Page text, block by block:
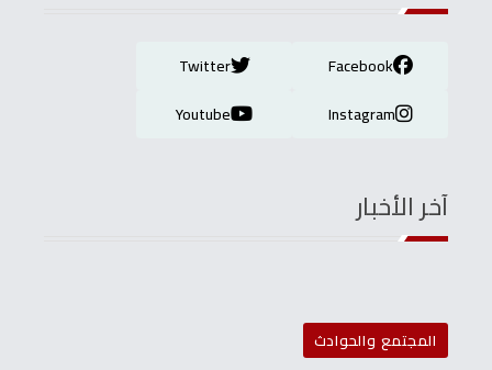
Facebook
Twitter
Instagram
Youtube
آخر الأخبار
المجتمع والحوادث